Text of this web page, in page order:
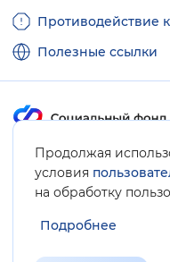
Продолжая
условия
на обработку
Подробнее
Противодействие
Полезные ссылки
Карта сайта